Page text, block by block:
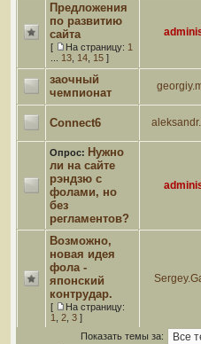
Предложения
по развитию
сайта
[ На страницу: 1
13 14 15 ]
заочный
чемпионат
Connect6
Опрос: Нужно
ли на сайте
рэндзю с
фолами, но
без
регламентов?
Возможно,
новая идея
фола -
японский
контрудар.
[
На страницу:
1
2 3 ]
Показать темы за: